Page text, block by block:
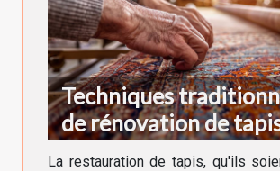
Techniques
de rénovation de
anciens et modernes
La restauration de tapis, qu'ils